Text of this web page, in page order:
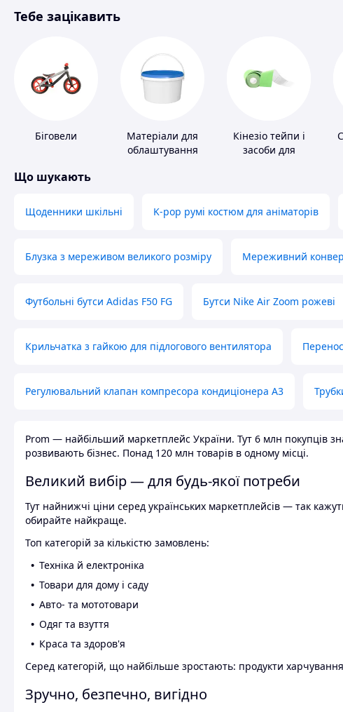
Спорт і відпочинок
Тебе зацікавить
Біговели
Матеріали для
облаштування
Кінезіо тейпи і
засоби для
Що шукають
Щоденники шкільні K-pop румі костюм для аніматорів
Блузка з мереживом великого розміру Мереживний
Футбольні бутси Adidas F50 FG Бутси Nike Air Zoom рожеві
Крильчатка з гайкою для підлогового вентилятора
Регулювальний клапан компресора кондиціонера А3
Prom — найбільший маркетплейс України. Тут 6 млн покупців
розвивають бізнес. Понад 120 млн товарів в одному місці.
Великий вибір — для будь-якої потреби
Тут найнижчі ціни серед українських маркетплейсів — так
обирайте найкраще.
Топ категорій за кількістю замовлень:
Техніка й електроніка
Товари для дому і саду
Авто- та мототовари
Одяг та взуття
Краса та здоров'я
Серед категорій, що найбільше зростають: продукти
Зручно, безпечно, вигідно